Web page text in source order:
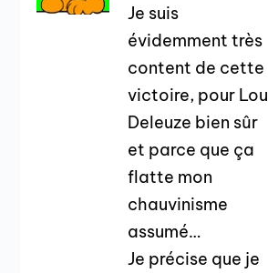
Je suis
évidemment très
content de cette
victoire, pour Lou
Deleuze bien sûr
et parce que ça
flatte mon
chauvinisme
assumé…
Je précise que je